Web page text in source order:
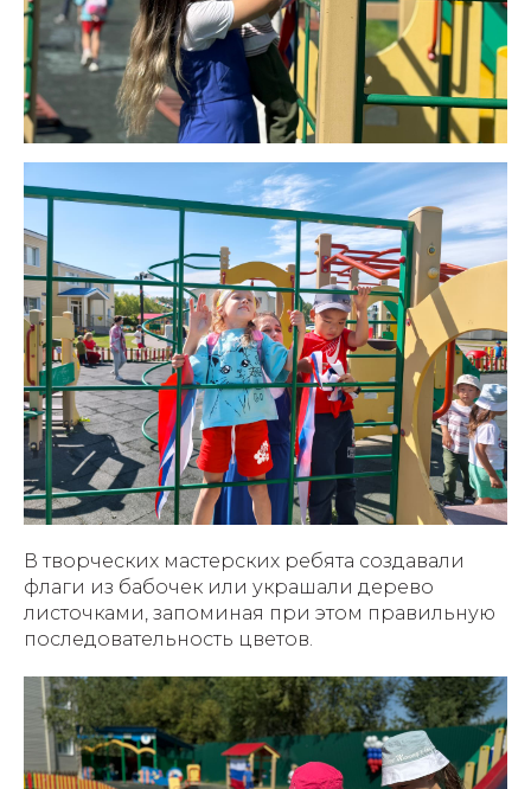
В творческих мастерских ребята создавали
флаги из бабочек или украшали дерево
листочками, запоминая при этом правильную
последовательность цветов.